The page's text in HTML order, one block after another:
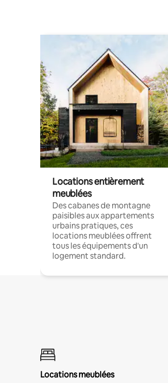
Locations entièrement
meublées
Des cabanes de montagne
paisibles aux appartements
urbains pratiques, ces
locations meublées offrent
tous les équipements d'un
logement standard.
Locations meublées